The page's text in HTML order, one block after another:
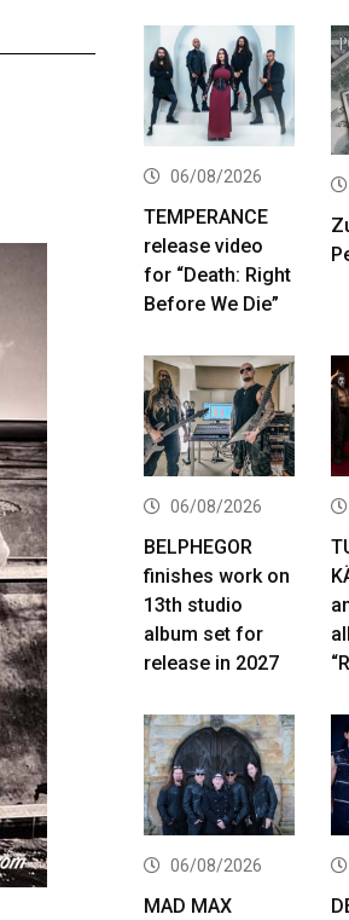
06/08/2026
TEMPERANCE
release video
for “Death: Right
Before We Die”
06/08/2026
BELPHEGOR
finishes work on
13th studio
album set for
release in 2027
06/08/2026
MAD MAX